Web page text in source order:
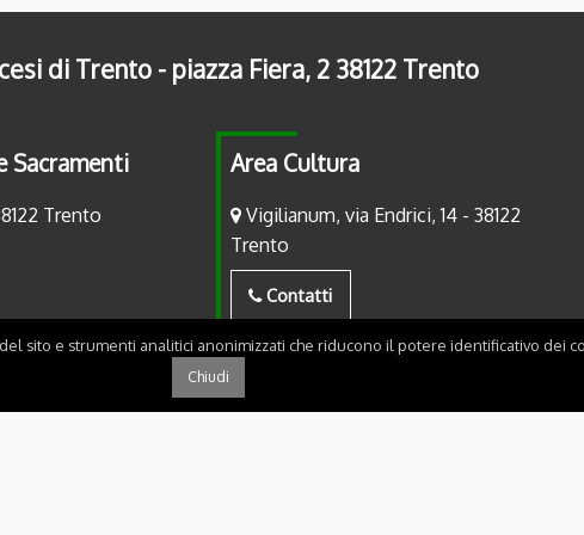
di Trento - piazza Fiera, 2 38122 Trento
Sacramenti
Trento
Area Cultura
Vigilianum, via Endrici, 14 - 38122
Trento
Contatti
sito e strumenti analitici anonimizzati che riducono il potere identificativo dei
Chiudi